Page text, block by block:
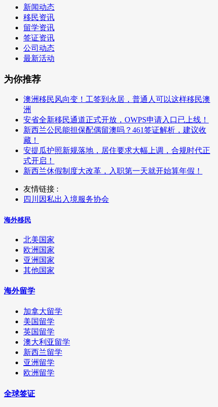
新闻动态
移民资讯
留学资讯
签证资讯
公司动态
最新活动
为你推荐
澳洲移民风向变！工签到永居，普通人可以这样移民澳
洲
安省全新移民通道正式开放，OWPS申请入口已上线！
新西兰公民能担保配偶留澳吗？461签证解析，建议收
藏！
安提瓜护照新规落地，居住要求大幅上调，合规时代正
式开启！
新西兰休假制度大改革，入职第一天就开始算年假！
友情链接 :
四川因私出入境服务协会
海外移民
北美国家
欧洲国家
亚洲国家
其他国家
海外留学
加拿大留学
美国留学
英国留学
澳大利亚留学
新西兰留学
亚洲留学
欧洲留学
全球签证